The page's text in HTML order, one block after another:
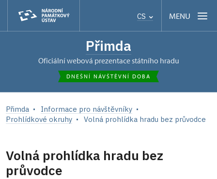
CS MENU
Přimda
oficiální webová prezentace státního hradu
DNEŠNÍ NÁVŠTĚVNÍ DOBA
Přimda
Informace pro návštěvníky
Prohlídkové okruhy
Volná prohlídka hradu bez průvodce
Volná prohlídka hradu bez
průvodce